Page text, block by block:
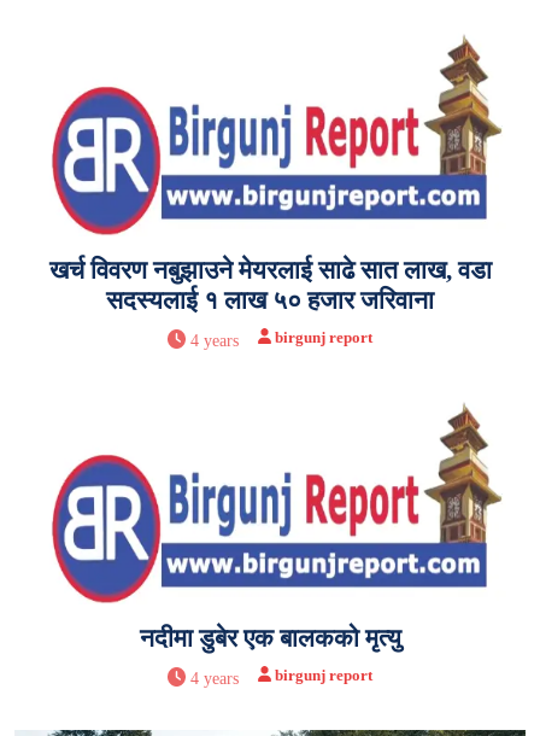
खर्च विवरण नबुझाउने मेयरलाई साढे सात लाख, वडा
सदस्यलाई १ लाख ५० हजार जरिवाना
4 years birgunj report
नदीमा डुबेर एक बालकको मृत्यु
4 years birgunj report